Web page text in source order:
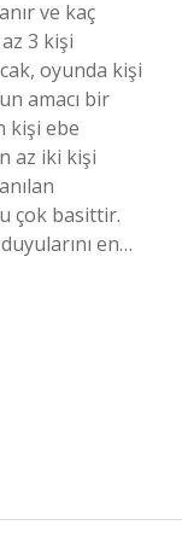
ve kaç
3 kişi
oyunda kişi
amacı bir
kişi ebe
az iki kişi
çok basittir.
en…